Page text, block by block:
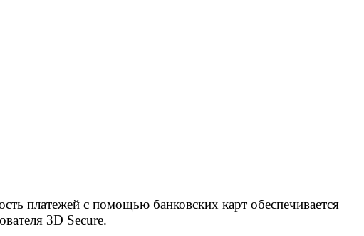
платежей с помощью банковских карт обеспечивается
3D Secure.